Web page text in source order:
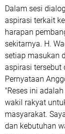
‎Dalam sesi
aspirasi terkait
harapan
sekitarnya. H.
setiap masukan
aspirasi tersebut
‎Pernyataan
‎"Reses ini
wakil rakyat
masyarakat.
dan kebutuhan